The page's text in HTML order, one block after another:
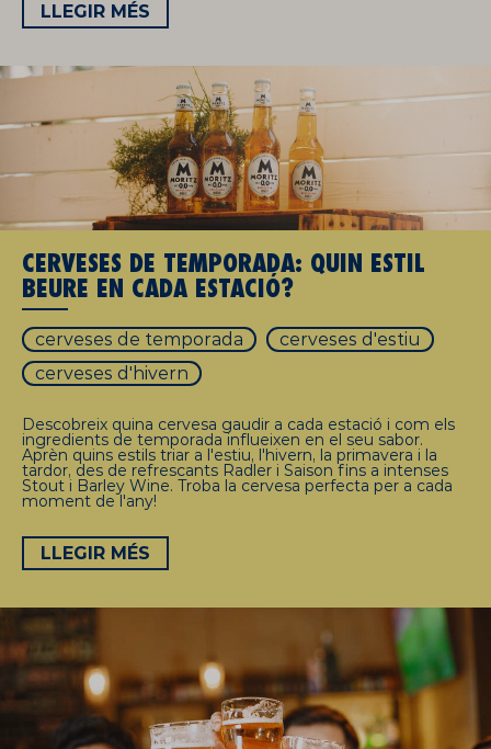
LLEGIR MÉS
CERVESES DE TEMPORADA: QUIN ESTIL
BEURE EN CADA ESTACIÓ?
cerveses de temporada
cerveses d'estiu
cerveses d'hivern
Descobreix quina cervesa gaudir a cada estació i com els
ingredients de temporada influeixen en el seu sabor.
Aprèn quins estils triar a l'estiu, l'hivern, la primavera i la
tardor, des de refrescants Radler i Saison fins a intenses
Stout i Barley Wine. Troba la cervesa perfecta per a cada
moment de l'any!
LLEGIR MÉS